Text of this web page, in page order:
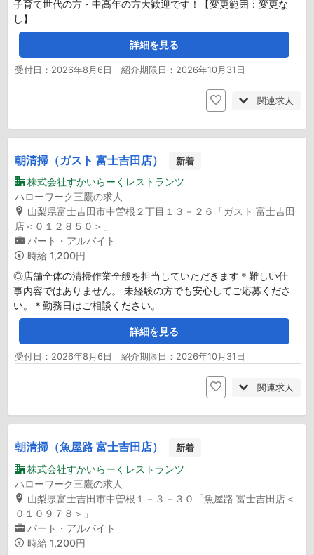
子育て世代の方・中高年の方大歓迎です！【変更範囲：変更な
し】
詳細を見る
受付日：2026年8月6日 紹介期限日：2026年10月31日
関連求人
朝清掃（ガスト 富士吉田店） 新着
株式会社すかいらーくレストランツ
ハローワーク三鷹の求人
山梨県富士吉田市中曽根２丁目１３－２６「ガスト 富士吉田
店＜０１２８５０＞」
パート・アルバイト
時給 1,200円
◎店舗全体の清掃作業全般を担当していただきます＊難しい仕
事内容ではありません。 未経験の方でも安心してご応募くださ
い。＊勤務日はご相談ください。
詳細を見る
受付日：2026年8月6日 紹介期限日：2026年10月31日
関連求人
朝清掃（魚屋路 富士吉田店） 新着
株式会社すかいらーくレストランツ
ハローワーク三鷹の求人
山梨県富士吉田市中曽根１－３－３０「魚屋路 富士吉田店＜
０１０９７８＞」
パート・アルバイト
時給 1,200円